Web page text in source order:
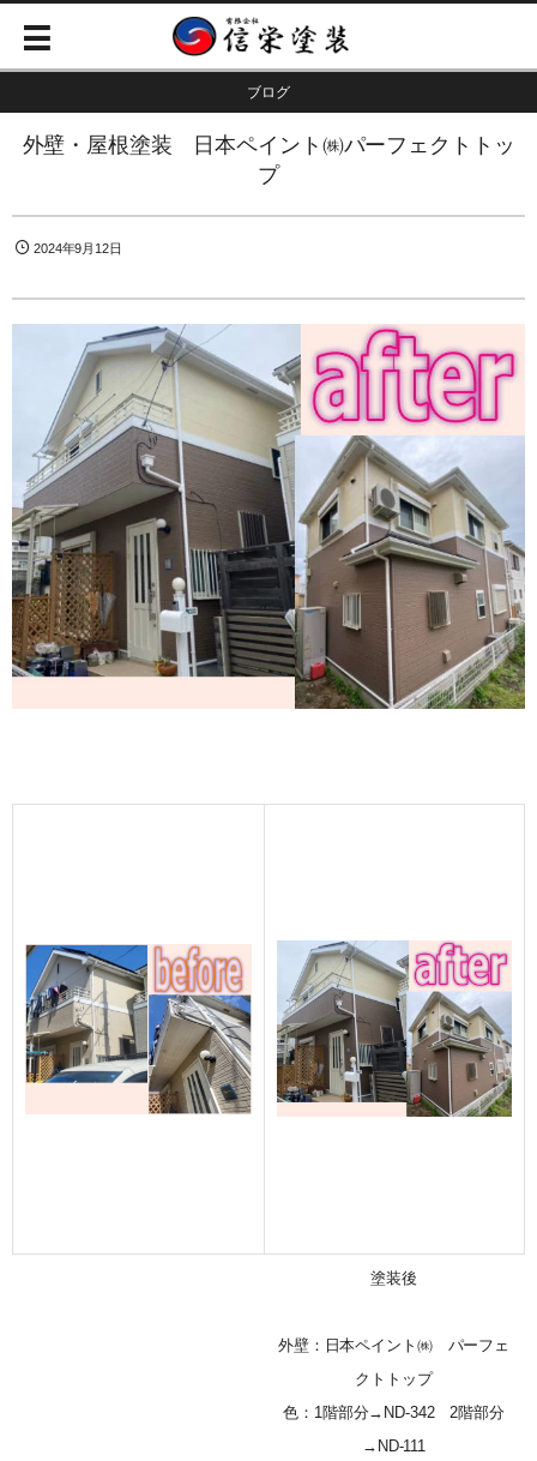
ブログ
外壁・屋根塗装 日本ペイント㈱パーフェクトトッ
プ
2024年9月12日
塗装後
外壁：日本ペイント㈱ パーフェ
クトトップ
色：1階部分→ND-342 2階部分
→ND-111